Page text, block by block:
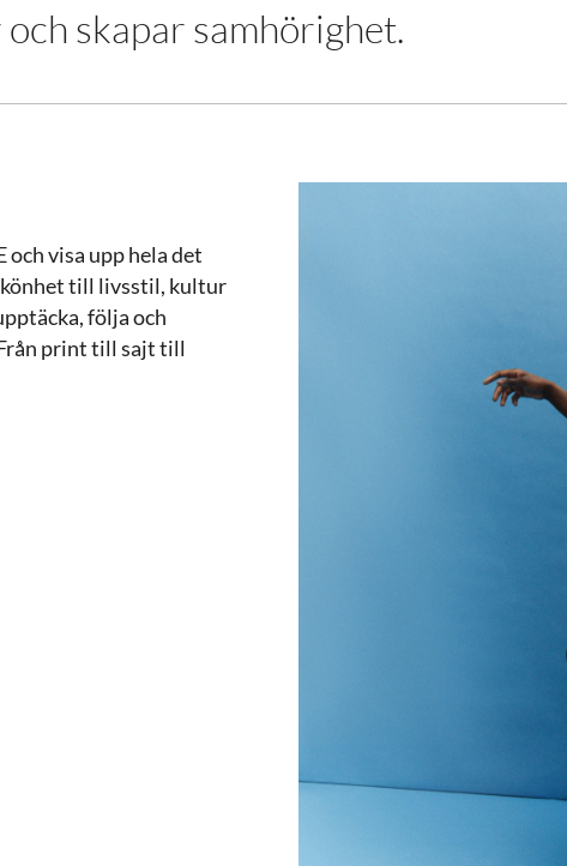
skapar samhörighet.
och visa upp hela det
till livsstil, kultur
följa och
print till sajt till